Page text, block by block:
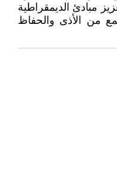
مبادئ الديمقراطية
من الأذى والحفاظ